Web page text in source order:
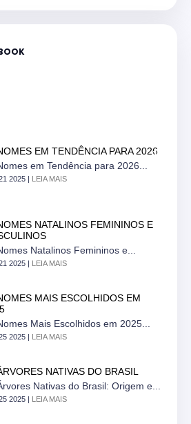
EM TENDÊNCIA PARA 2026
em Tendência para 2026...
2025 | LEIA MAIS
NATALINOS FEMININOS E
Natalinos Femininos e...
2025 | LEIA MAIS
MAIS ESCOLHIDOS EM
Mais Escolhidos em 2025...
2025 | LEIA MAIS
NATIVAS DO BRASIL
Nativas do Brasil: Origem e...
2025 | LEIA MAIS